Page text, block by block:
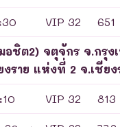
VIP 32 651
อชิต2) จตุจักร จ.กรุ
งราย แห่งที่ 2 จ.เชียง
VIP 32 813